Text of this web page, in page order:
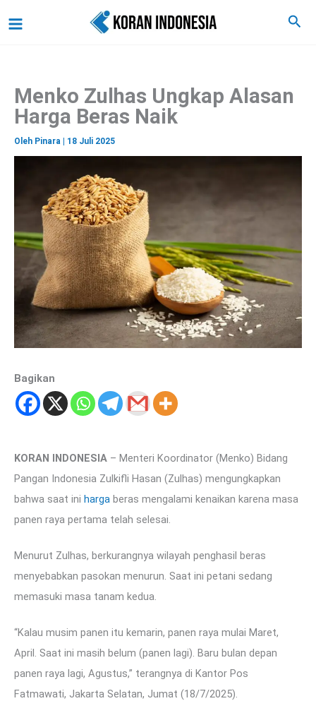
ke
Cari
Menko Zulhas Ungkap Alasan
Harga Beras Naik
Oleh Pinara 18 Juli 2025
Bagikan
KORAN INDONESIA – Menteri Koordinator (Menko) Bidang
Pangan Indonesia Zulkifli Hasan (Zulhas) mengungkapkan
bahwa saat ini harga beras mengalami kenaikan karena masa
panen raya pertama telah selesai.
Menurut Zulhas, berkurangnya wilayah penghasil beras
menyebabkan pasokan menurun. Saat ini petani sedang
memasuki masa tanam kedua.
“Kalau musim panen itu kemarin, panen raya mulai Maret,
April. Saat ini masih belum (panen lagi). Baru bulan depan
panen raya lagi, Agustus,” terangnya di Kantor Pos
Fatmawati, Jakarta Selatan, Jumat (18/7/2025).
a